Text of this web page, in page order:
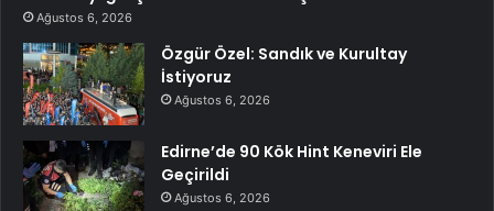
Ağustos 6, 2026
Özgür Özel: Sandık ve Kurultay
İstiyoruz
Ağustos 6, 2026
Edirne’de 90 Kök Hint Keneviri Ele
Geçirildi
Ağustos 6, 2026